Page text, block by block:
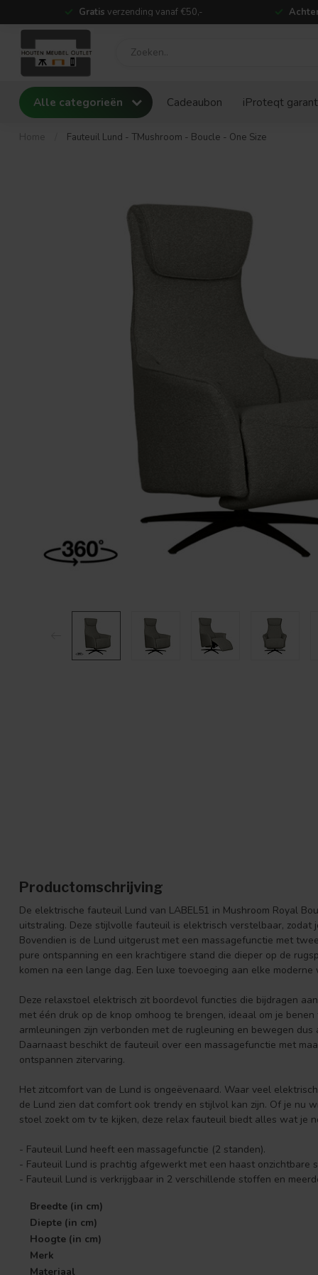
Gratis verzending vanaf €50,-
Alle categorieën Cadeaubon iProteqt
Home Fauteuil Lund - TMushroom - Boucle - One Size
Productomschrijving
De elektrische fauteuil Lund van LABEL51 in Mushroom Royal
uitstraling. Deze stijlvolle fauteuil is elektrisch verstelbaar,
Bovendien is de Lund uitgerust met een massagefunctie met
pure ontspanning en een krachtigere stand die dieper op de
komen na een lange dag. Een luxe toevoeging aan elke moderne
Deze relaxstoel elektrisch zit boordevol functies die bijdragen
met één druk op de knop omhoog te brengen, ideaal om je
armleuningen zijn verbonden met de rugleuning en bewegen
Daarnaast beschikt de fauteuil over een massagefunctie met
ontspannen zitervaring.
Het zitcomfort van de Lund is ongeëvenaard. Waar veel
de Lund zien dat comfort ook trendy en stijlvol kan zijn. Of je nu
stoel zoekt om tv te kijken, deze relax fauteuil biedt alles wat je
- Fauteuil Lund heeft een massagefunctie (2 standen).
- Fauteuil Lund is prachtig afgewerkt met een haast onzichtbare
- Fauteuil Lund is verkrijgbaar in 2 verschillende stoffen en
Breedte (in cm)
Diepte (in cm)
Hoogte (in cm)
Merk
Materiaal